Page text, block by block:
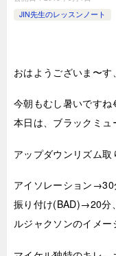
JIN先生のレッスンノート
おはようございま〜
今朝もむし暑いですね
本日は、ブラックミ
アップダウンリズム
アイソレーション→30
振り付け(BAD)→20分
ルジャクソンのイメー